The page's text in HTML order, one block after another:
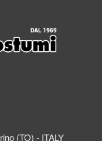
(TO) - ITALY